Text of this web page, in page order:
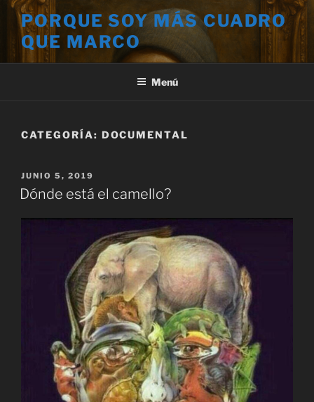
Saltar
contenido
PORQUE SOY MÁS CUADRO
QUE MARCO
Menú
CATEGORÍA: DOCUMENTAL
PUBLICADO
EL
JUNIO 5, 2019
Dónde está el camello?